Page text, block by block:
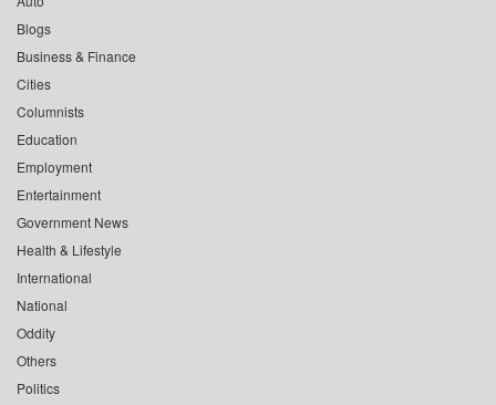
Blogs
Business & Finance
Cities
Columnists
Education
Employment
Entertainment
Government News
Health & Lifestyle
International
National
Oddity
Others
Politics